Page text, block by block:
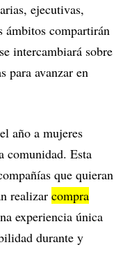
ejecutivas,
ámbitos compartirán
intercambiará sobre
para avanzar en
año a mujeres
comunidad. Esta
que quieran
realizar compra
experiencia única
durante y